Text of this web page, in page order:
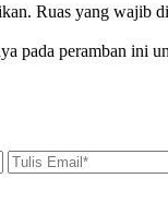
Ruas yang wajib
pada peramban ini